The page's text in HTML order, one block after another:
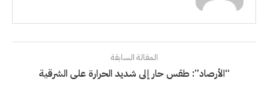
المقالة السابقة
“الأرصاد”: طقس حار إلى شديد الحرارة على الشرقية